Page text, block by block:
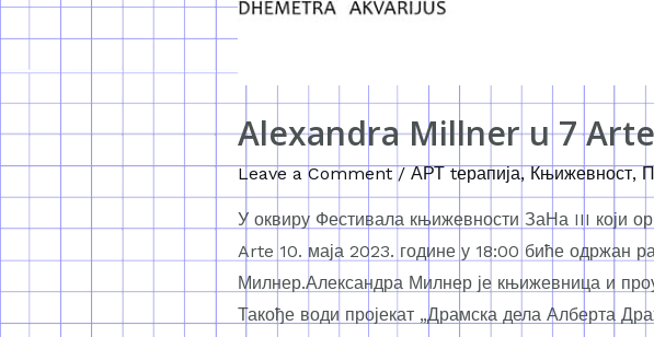
Alexandra Millner u 7 Arte
Leave a Comment /АРТ tерапија,Књижевност,
У оквиру Фестивала књижевности ЗаНа III који
Arte 10. маја 2023. године у 18:00 биће одржан
Милнер.Александра Милнер је књижевница и
Такође води пројекат „Драмска дела Алберта